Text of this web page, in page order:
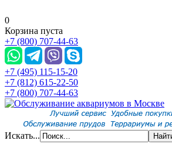
0
Корзина пуста
+7 (800) 707-44-63
+7 (495) 115-15-20
+7 (812) 615-22-50
+7 (800) 707-44-63
Искать...